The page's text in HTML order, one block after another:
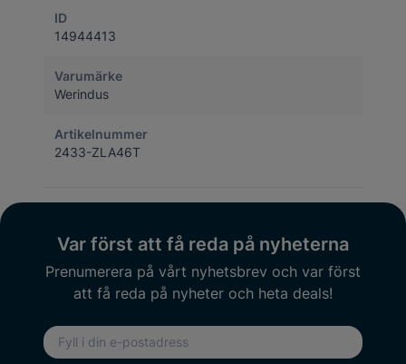
ID
14944413
Varumärke
Werindus
Artikelnummer
2433-ZLA46T
Var först att få reda på nyheterna
Prenumerera på vårt nyhetsbrev och var först
att få reda på nyheter och heta deals!
E-postadress